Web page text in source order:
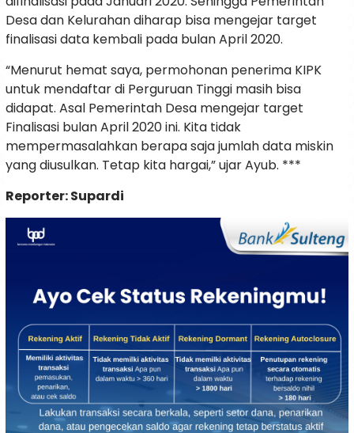
Desa dan Kelurahan diharap bisa mengejar target
finalisasi data kembali pada bulan April 2020.
“Menurut hemat saya, permohonan penerima KIPK
untuk mendaftar di Perguruan Tinggi masih bisa
didapat. Asal Pemerintah Desa mengejar target
Finalisasi bulan April 2020 ini. Kita tidak
mempermasalahkan berapa saja jumlah data miskin
yang diusulkan. Tetap kita hargai,” ujar Ayub. ***
Reporter: Supardi